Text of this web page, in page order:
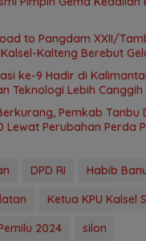
to Pangdam XXII/
Kalteng Berebut
ke-9 Hadir di
Teknologi Lebih Canggih
Pemkab Tanbu
Lewat Perubahan Perda
DPD RI
Habib
Ketua KPU Kalsel
2024 silon